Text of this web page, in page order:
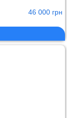
46 000 грн